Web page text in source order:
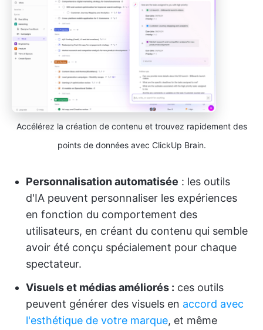
Accélérez la création de contenu et trouvez rapidement des
points de données avec ClickUp Brain.
Personnalisation automatisée : les outils
d'IA peuvent personnaliser les expériences
en fonction du comportement des
utilisateurs, en créant du contenu qui semble
avoir été conçu spécialement pour chaque
spectateur.
Visuels et médias améliorés : ces outils
peuvent générer des visuels en accord avec
l'esthétique de votre marque, et même